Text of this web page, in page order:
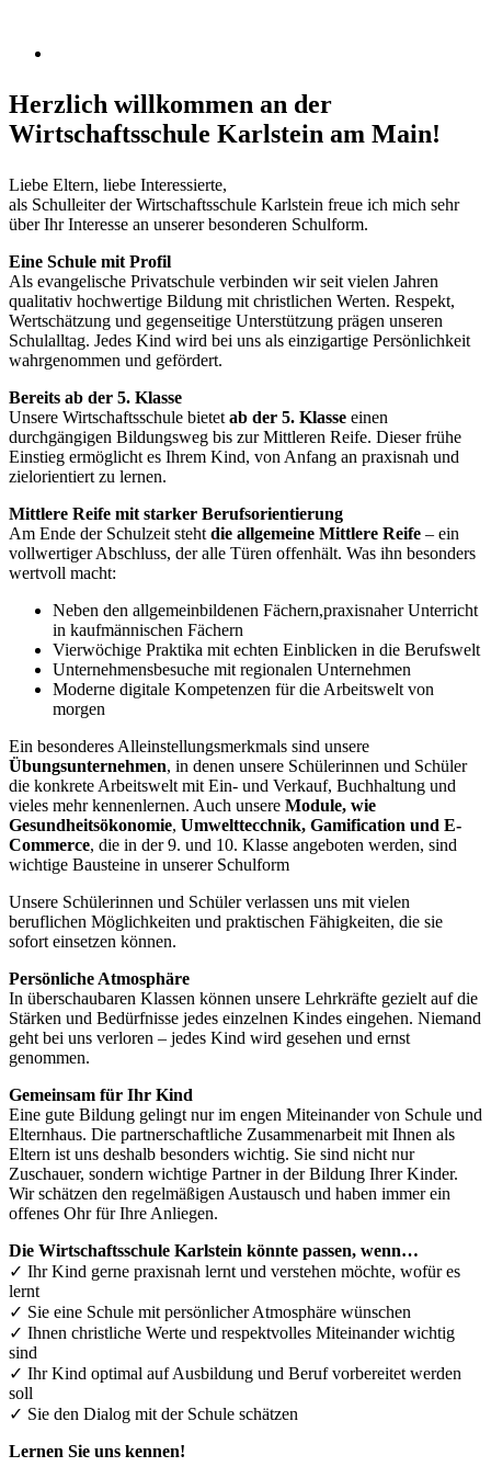
Herzlich willkommen an der
Wirtschaftsschule Karlstein am Main!
Liebe Eltern, liebe Interessierte,
als Schulleiter der Wirtschaftsschule Karlstein freue ich mich sehr
über Ihr Interesse an unserer besonderen Schulform.
Eine Schule mit Profil
Als evangelische Privatschule verbinden wir seit vielen Jahren
qualitativ hochwertige Bildung mit christlichen Werten. Respekt,
Wertschätzung und gegenseitige Unterstützung prägen unseren
Schulalltag. Jedes Kind wird bei uns als einzigartige Persönlichkeit
wahrgenommen und gefördert.
Bereits ab der 5. Klasse
Unsere Wirtschaftsschule bietet ab der 5. Klasse einen
durchgängigen Bildungsweg bis zur Mittleren Reife. Dieser frühe
Einstieg ermöglicht es Ihrem Kind, von Anfang an praxisnah und
zielorientiert zu lernen.
Mittlere Reife mit starker Berufsorientierung
Am Ende der Schulzeit steht die allgemeine Mittlere Reife – ein
vollwertiger Abschluss, der alle Türen offenhält. Was ihn besonders
wertvoll macht:
Neben den allgemeinbildenen Fächern,praxisnaher Unterricht
in kaufmännischen Fächern
Vierwöchige Praktika mit echten Einblicken in die Berufswelt
Unternehmensbesuche mit regionalen Unternehmen
Moderne digitale Kompetenzen für die Arbeitswelt von
morgen
Ein besonderes Alleinstellungsmerkmals sind unsere
Übungsunternehmen, in denen unsere Schülerinnen und Schüler
die konkrete Arbeitswelt mit Ein- und Verkauf, Buchhaltung und
vieles mehr kennenlernen. Auch unsere Module, wie
Gesundheitsökonomie, Umwelttecchnik, Gamification und E-
Commerce, die in der 9. und 10. Klasse angeboten werden, sind
wichtige Bausteine in unserer Schulform
Unsere Schülerinnen und Schüler verlassen uns mit vielen
beruflichen Möglichkeiten und praktischen Fähigkeiten, die sie
sofort einsetzen können.
Persönliche Atmosphäre
In überschaubaren Klassen können unsere Lehrkräfte gezielt auf die
Stärken und Bedürfnisse jedes einzelnen Kindes eingehen. Niemand
geht bei uns verloren – jedes Kind wird gesehen und ernst
genommen.
Gemeinsam für Ihr Kind
Eine gute Bildung gelingt nur im engen Miteinander von Schule und
Elternhaus. Die partnerschaftliche Zusammenarbeit mit Ihnen als
Eltern ist uns deshalb besonders wichtig. Sie sind nicht nur
Zuschauer, sondern wichtige Partner in der Bildung Ihrer Kinder.
Wir schätzen den regelmäßigen Austausch und haben immer ein
offenes Ohr für Ihre Anliegen.
Die Wirtschaftsschule Karlstein könnte passen, wenn…
✓ Ihr Kind gerne praxisnah lernt und verstehen möchte, wofür es
lernt
✓ Sie eine Schule mit persönlicher Atmosphäre wünschen
✓ Ihnen christliche Werte und respektvolles Miteinander wichtig
sind
✓ Ihr Kind optimal auf Ausbildung und Beruf vorbereitet werden
soll
✓ Sie den Dialog mit der Schule schätzen
Lernen Sie uns kennen!